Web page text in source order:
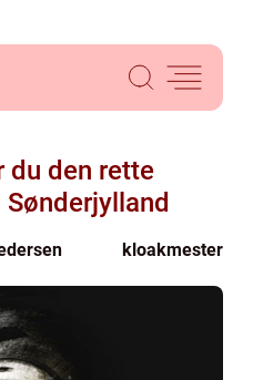
du den rette
kloakmester